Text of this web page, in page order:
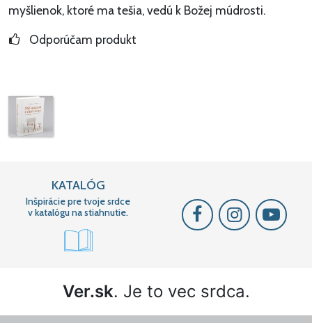
myšlienok, ktoré ma tešia, vedú k Božej múdrosti.
Odporúčam produkt
KATALÓG
Inšpirácie pre tvoje srdce
v katalógu na stiahnutie.
Ver.sk. Je to vec srdca.